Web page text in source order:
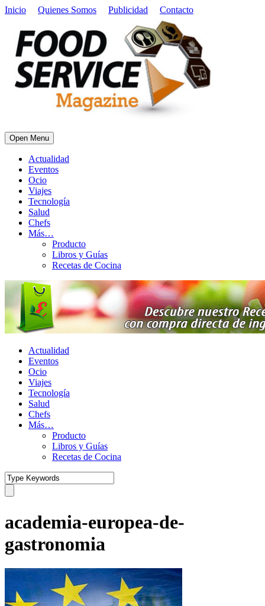
Inicio Quienes Somos Publicidad Contacto
Open Menu
Actualidad
Eventos
Ocio
Viajes
Tecnología
Salud
Chefs
Más…
Producto
Libros y Guías
Recetas de Cocina
Actualidad
Eventos
Ocio
Viajes
Tecnología
Salud
Chefs
Más…
Producto
Libros y Guías
Recetas de Cocina
academia-europea-de-
gastronomia